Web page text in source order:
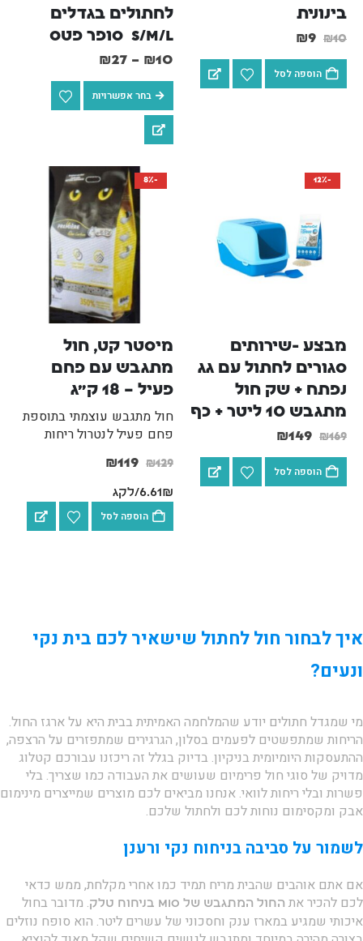
בינונית
₪10
₪9
הוספה לסל
לחתולים בגדלים
S/M/L  סופר פטס
₪10
–
₪27
בחר אפשרויות
-12%
מבצע -שירותים
סגורים לחתול עם גג
נפתח + שק חול
מתגבש 10 ליטר + כף
₪169
₪149
הוספה לסל
-8%
מיסטר קט, חול
מתגבש עם פחם
פעיל – 18 ק"ג
חול מתגבש עוצמתי בתוספת
פחם פעיל לנטרול ריחות
יכולת ספיגה גבוהה במיוחד,
באריזה גדולה ומשתלמת.
₪129
₪119
6.61₪/לקג
הוספה לסל
איך לבחור חול לחתול שישאיר לכם בית נקי
ונעים?
מי שמגדל חתולים יודע שהמלחמה האמיתית בבית היא על ארגז החול.
הריחות שמתפשטים לפעמים בסלון, הגרגירים שמתפזרים על הרצפה,
ההתעסקות היומיומית בניקיון. בדיוק בגלל זה ריכזנו עבורכם קטלוג
מדויק של סוגי חול פרימיום שעושים את העבודה כמו שצריך. בלי
פשרות ובלי ריחות לוואי. אנחנו מביאים לכם מוצרים שמייצרים מינימום
אבק ומקסימום נוחות לכם ולחתול שלכם.
לשמור על סביבה בניחוח נקי ורענן
אם אתם אוהבים שהבית מריח תמיד כמו אחרי מקלחת, ממש כדאי
לכם להכיר את החול המתגבש של MIO בניחוח טלק
. מדובר בחול
איכותי שמגיע במארז ענק וחסכוני של עשרים ליטר. הוא סופח נוזלים